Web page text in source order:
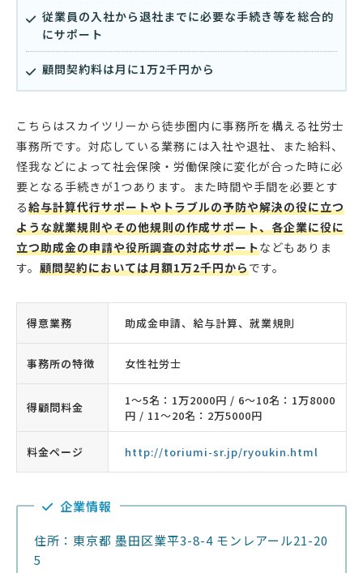
従業員の入社から退社までに必要な手続き等を総合的
にサポート
顧問契約料は月に1万2千円から
こちらはスカイツリーから徒歩圏内に事務所を構える社労士
事務所です。対応している業務には入社や退社、また給料、
怪我などによって社会保険・労働保険に変化が合った時に必
要となる手続きが1つあります。また時間や手間を必要とす
る給与計算代行サポートやトラブルの予防や解決の役に立つ
ような就業規則やその他規則の作成サポート、各企業に役に
立つ助成金の申請や役所調査の対応サポートなどもありま
す。 顧問契約においては月額1万2千円からです。
得意業務 助成金申請、給与計算、就業規則
事務所の特徴 女性社労士
得顧問料金
1〜5名：1万2000円 / 6〜10名：1万8000
円 / 11〜20名：2万5000円
料金ページ http://toriumi-sr.jp/ryoukin.html
企業情報
住所：東京都 墨田区業平3-8-4 モンレアール21-20
5